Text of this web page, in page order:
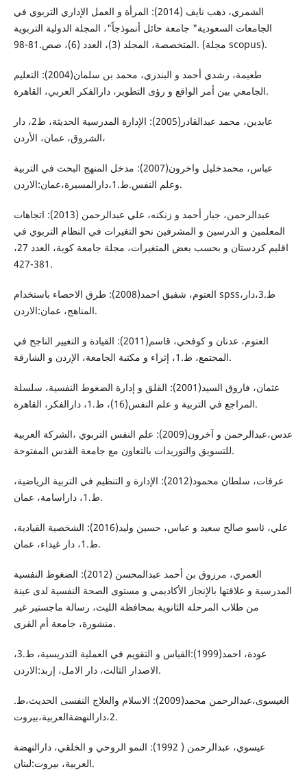
الشمري، ذهب نايف (2014): المرأة و العمل الإداري التربوي في
الجامعات السعودية" جامعة حائل أنموذجاً"، المجلة الدولية التربوية
المتخصصة، المجلد (3)، العدد (6)، صص.81-98. (مجلة scopus).
طعيمة، رشدي أحمد و البندري، محمد بن سلمان(2004): التعليم
الجامعي بين أمر الواقع و رؤى التطوير، دارالفكر العربي، القاهرة.
عابدين، محمد عبدالقادر(2005): الإدارة المدرسية الحديثة، ط2، دار
الشروق، عمان، الأردن،
عباس، محمدخليل واخرون(2007): مدخل المنهج البحث في التربية
وعلم النفس.ط.1،دارالمسيرة،عمان:الاردن.
عبدالرحمن، جبار أحمد و زنكنه، علي عبدالرحمن (2013): اتجاهات
المعلمين و الدرسين و المشرفين نحو التغيرات في النظام التربوي في
اقليم كردستان و بحسب بعض المتغيرات، مجلة جامعة كوية، العدد 27،
381-427.
العتوم، شفيق احمد(2008): طرق الاحصاء باستخدام spss،ط.3،دار
المناهج، عمان:الاردن.
العتوم، عدنان و كوفحي، قاسم(2011): القيادة و التغيير الناجح في
المجتمع، ط.1، إثراء و مكتبة الجامعة، الإردن و الشارقة.
عثمان، فاروق السيد(2001): القلق و إدارة الضغوط النفسية، سلسلة
المراجع في التربية و علم النفس(16)، ط.1، دارالفكر، القاهرة.
عدس،عبدالرحمن و آخرون(2009): علم النفس التربوي ،الشركة العربية
للتسويق والتوريدات بالتعاون مع جامعة القدس المفتوحة.
عرفات، سلطان محمود(2012): الإدارة و التنظيم في التربية الرياضية،
ط.1، داراسامة، عمان.
علي، ئاسو صالح سعيد و عباس، حسين وليد(2016): الشخصية القيادية،
ط.1، دار غيداء، عمان.
العمري، مرزوق بن أحمد عبدالمحسن (2012): الضغوط النفسية
المدرسية و علاقتها بالإنجاز الأكاديمي و مستوى الصحة النفسية لدى عينة
من طلاب المرحلة الثانوية بمحافظة الليث، رسالة ماجستير غير
منشورة، جامعة أم القرى.
عودة، احمد(1999):القياس و التقويم في العملية التدريسية، ط.3،
الاصدار الثالث، دار الامل، إربد:الاردن.
العيسوى،عبدالرحمن محمد(2009): الاسلام والعلاج النفسى الحديث،ط.
2،دارالنهضةالعربية،بيروت.
عيسوي، عبدالرحمن ( 1992): النمو الروحي و الخلقي، دارالنهضة
العربية، بيروت:لبنان.